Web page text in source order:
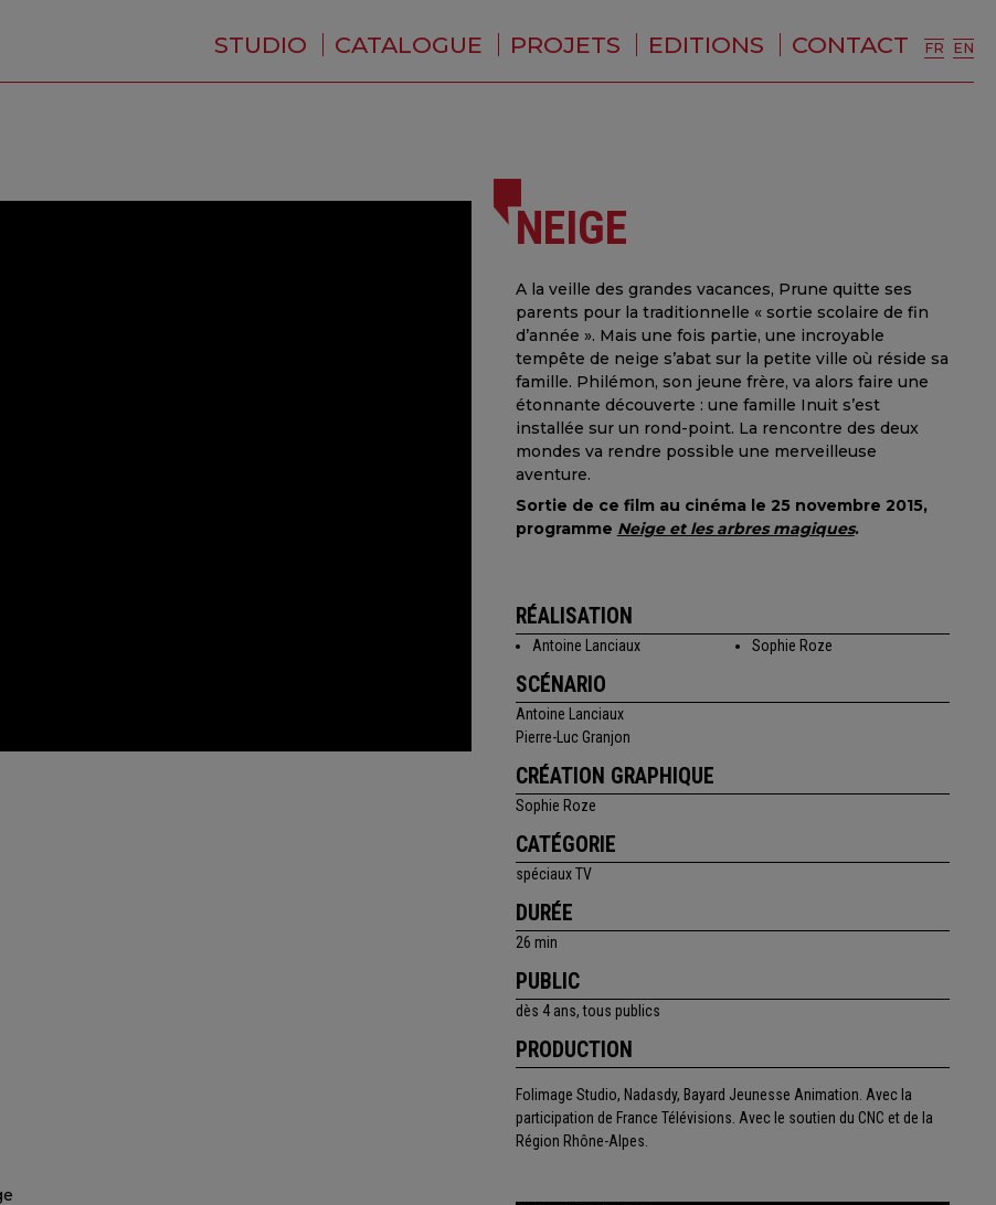
STUDIO
QUI SOMMES-NOUS ?
CATALOGUE PROJETS EDITIONS CONTACT FR EN
NEIGE
A la veille des grandes vacances, Prune quitte ses
parents pour la traditionnelle « sortie scolaire de fin
d’année ». Mais une fois partie, une incroyable
tempête de neige s’abat sur la petite ville où réside sa
famille. Philémon, son jeune frère, va alors faire une
étonnante découverte : une famille Inuit s’est
installée sur un rond-point. La rencontre des deux
mondes va rendre possible une merveilleuse
aventure.
Sortie de ce film au cinéma le 25 novembre 2015,
programme Neige et les arbres magiques.
RÉALISATION
Antoine Lanciaux Sophie Roze
SCÉNARIO
Antoine Lanciaux
Pierre-Luc Granjon
CRÉATION GRAPHIQUE
Sophie Roze
CATÉGORIE
spéciaux TV
DURÉE
26 min
PUBLIC
dès 4 ans, tous publics
PRODUCTION
Folimage Studio, Nadasdy, Bayard Jeunesse Animation. Avec la
participation de France Télévisions. Avec le soutien du CNC et de la
Région Rhône-Alpes.